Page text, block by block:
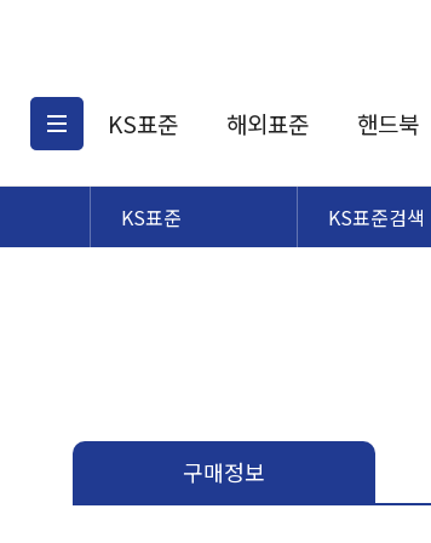
KS표준
KS표준검색
해외표준
해외표준검색
핸드북
KS표준 KS표준검색
구매정보